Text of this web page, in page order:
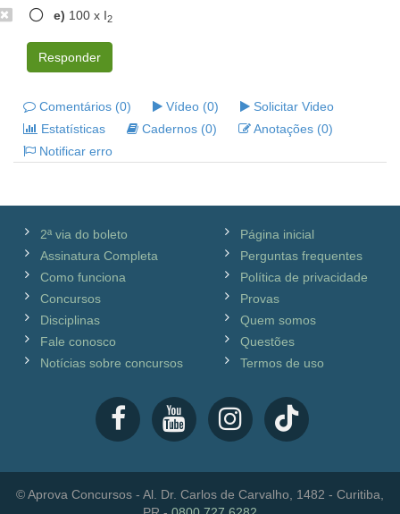
e) 100 x I2
Responder
Comentários (0) Vídeo (0)
Solicitar Video
Estatísticas
Cadernos (0)
Anotações (0)
Notificar erro
2ª via do boleto
Assinatura Completa
Como funciona
Concursos
Disciplinas
Fale conosco
Notícias sobre concursos
Página inicial
Perguntas frequentes
Política de privacidade
Provas
Quem somos
Questões
Termos de uso
© Aprova Concursos - Al. Dr. Carlos de Carvalho, 1482 - Curitiba,